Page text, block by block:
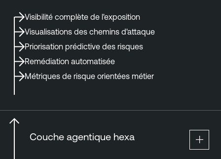
Visibilité complète de l'exposition
Visualisations des chemins d'attaque
Priorisation prédictive des risques
Remédiation automatisée
Métriques de risque orientées métier
Couche agentique hexa